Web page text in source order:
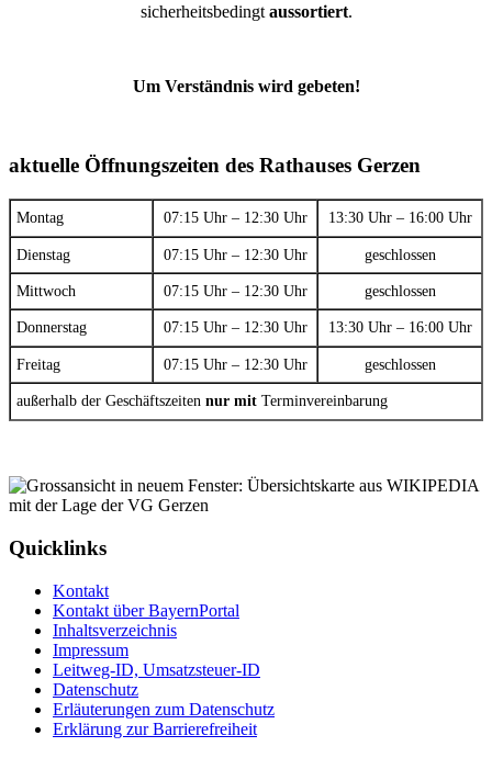
sicherheitsbedingt aussortiert.
Um Verständnis wird gebeten!
aktuelle Öffnungszeiten des Rathauses Gerzen
Montag 07:15 Uhr – 12:30 Uhr 13:30 Uhr – 16:00 Uhr
Dienstag 07:15 Uhr – 12:30 Uhr geschlossen
Mittwoch 07:15 Uhr – 12:30 Uhr geschlossen
Donnerstag 07:15 Uhr – 12:30 Uhr 13:30 Uhr – 16:00 Uhr
Freitag 07:15 Uhr – 12:30 Uhr geschlossen
außerhalb der Geschäftszeiten nur mit Terminvereinbarung
Quicklinks
Kontakt
Kontakt über BayernPortal
Inhaltsverzeichnis
Impressum
Leitweg-ID, Umsatzsteuer-ID
Datenschutz
Erläuterungen zum Datenschutz
Erklärung zur Barrierefreiheit